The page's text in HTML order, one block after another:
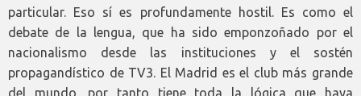
particular. Eso sí es profundamente hostil. Es como el
debate de la lengua, que ha sido emponzoñado por el
nacionalismo desde las instituciones y el sostén
propagandístico de TV3. El Madrid es el club más grande
del mundo, por tanto tiene toda la lógica que haya